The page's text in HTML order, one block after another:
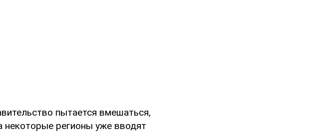
пытается вмешаться,
некоторые регионы уже вводят